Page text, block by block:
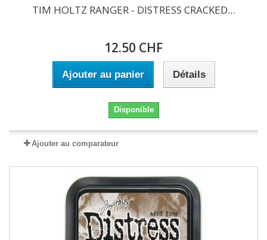
TIM HOLTZ RANGER - DISTRESS CRACKED...
12.50 CHF
Ajouter au panier Détails
Disponible
Ajouter au comparateur